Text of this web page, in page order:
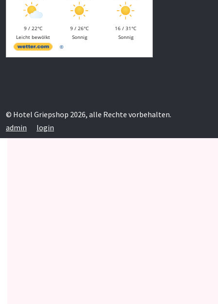
9 / 22°C
Leicht bewölkt
9 / 26°C
Sonnig
16 / 31°C
Sonnig
© Hotel Griepshop 2026, alle Rechte vorbehalten.
admin
login